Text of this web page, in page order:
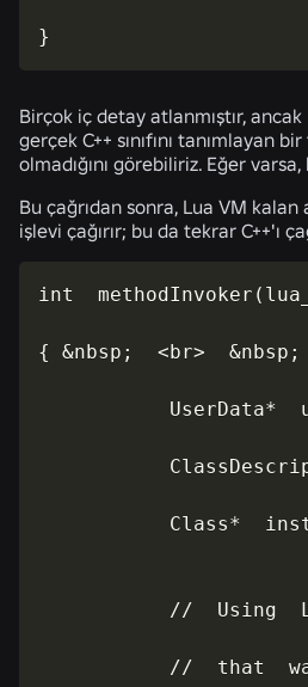
}
Birçok iç detay atlanmıştır,
gerçek C++ sınıfını tanımlayan
olmadığını görebiliriz. Eğer
Bu çağrıdan sonra, Lua VM
işlevi çağırır; bu da tekrar C++'ı
int
{ &nbsp;  <br>
UserData*
Class*
//  Using
//  that